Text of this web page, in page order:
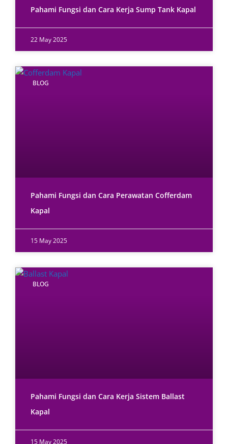
Pahami Fungsi dan Cara Kerja Sump Tank Kapal
22 May 2025
BLOG
Pahami Fungsi dan Cara Perawatan Cofferdam
Kapal
15 May 2025
BLOG
Pahami Fungsi dan Cara Kerja Sistem Ballast
Kapal
15 May 2025